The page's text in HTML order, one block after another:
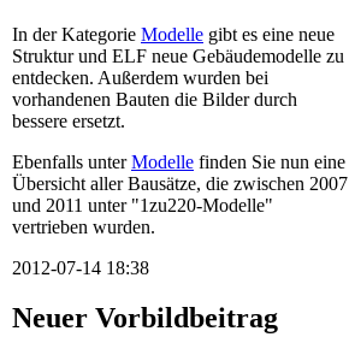
In der Kategorie Modelle gibt es eine neue
Struktur und ELF neue Gebäudemodelle zu
entdecken. Außerdem wurden bei
vorhandenen Bauten die Bilder durch
bessere ersetzt.
Ebenfalls unterModelle finden Sie nun eine
Übersicht aller Bausätze, die zwischen 2007
und 2011 unter "1zu220-Modelle"
vertrieben wurden.
2012-07-14 18:38
Neuer Vorbildbeitrag